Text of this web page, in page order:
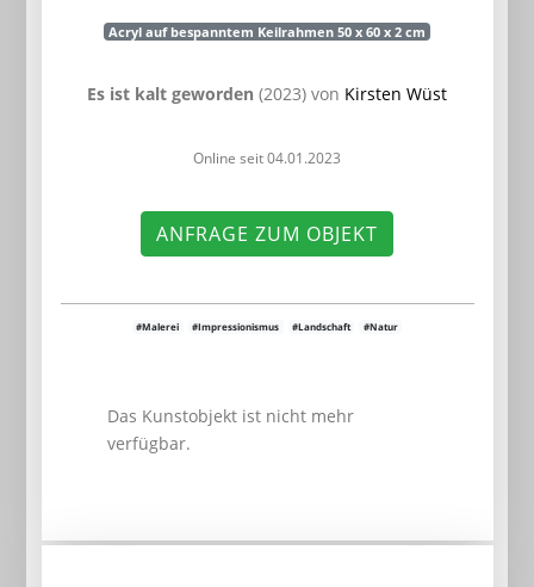
Acryl auf bespanntem Keilrahmen 50 x 60 x 2 cm
Es ist kalt geworden (2023) von Kirsten Wüst
Online seit 04.01.2023
ANFRAGE ZUM OBJEKT
#Malerei #Impressionismus #Landschaft #Natur
Das Kunstobjekt ist nicht mehr
verfügbar.